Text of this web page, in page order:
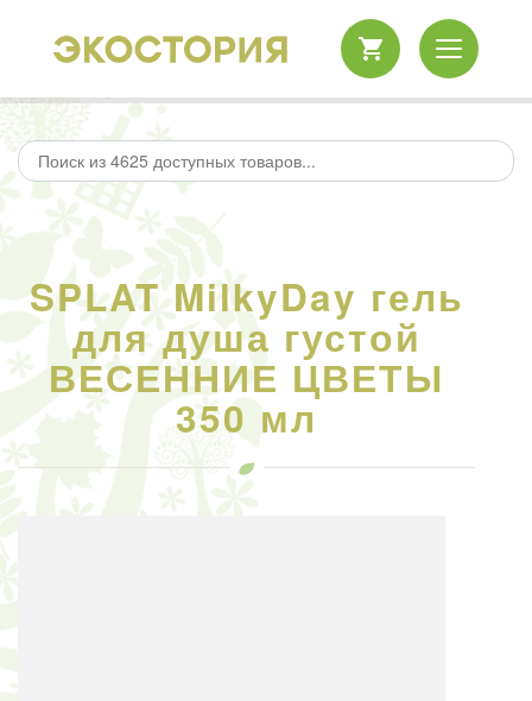
SPLAT MilkyDay гель
для душа густой
ВЕСЕННИЕ ЦВЕТЫ
350 мл